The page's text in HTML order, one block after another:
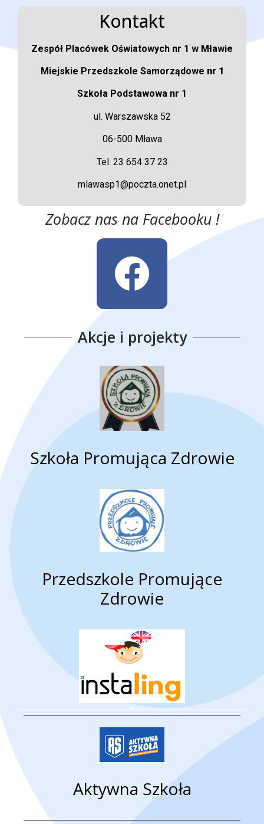
Kontakt
Zespół Placówek Oświatowych nr 1 w Mławie
Miejskie Przedszkole Samorządowe nr 1
Szkoła Podstawowa nr 1
ul. Warszawska 52
06-500 Mława
Tel. 23 654 37 23
mlawasp1@poczta.onet.pl
Zobacz nas na Facebooku !
Akcje i projekty
Szkoła Promująca Zdrowie
Przedszkole Promujące
Zdrowie
Aktywna Szkoła